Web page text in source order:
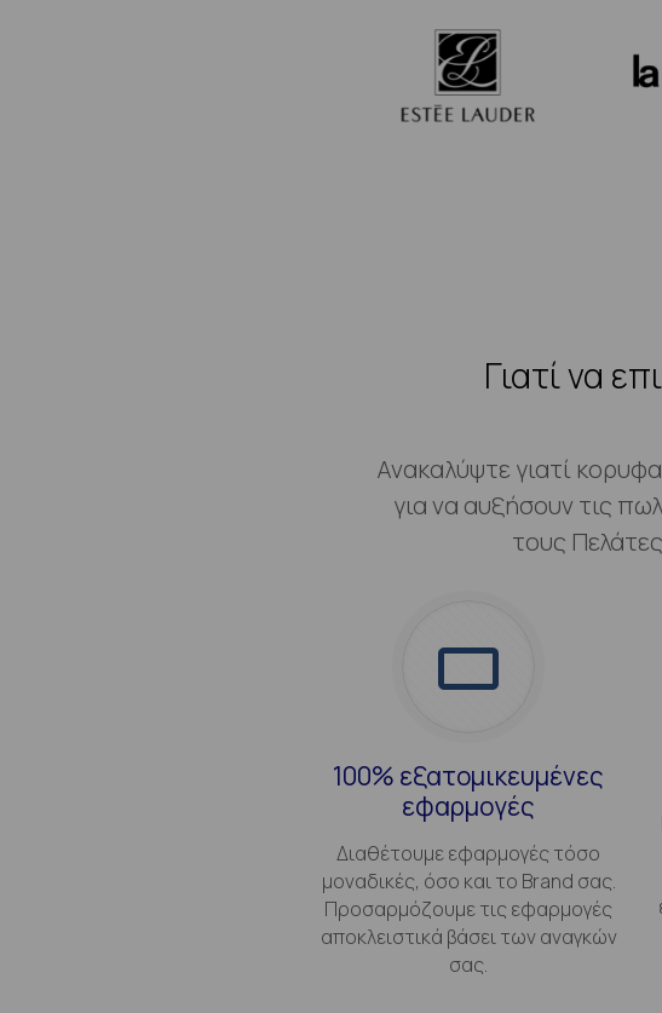
Γιατί να
Ανακαλύψτε γιατί
για να αυξήσουν τις
τους
100% εξατομικευμένες
εφαρμογές
Διαθέτουμε εφαρμογές τόσο
μοναδικές, όσο και το Brand σας.
Προσαρμόζουμε τις εφαρμογές
αποκλειστικά βάσει των αναγκών
σας.